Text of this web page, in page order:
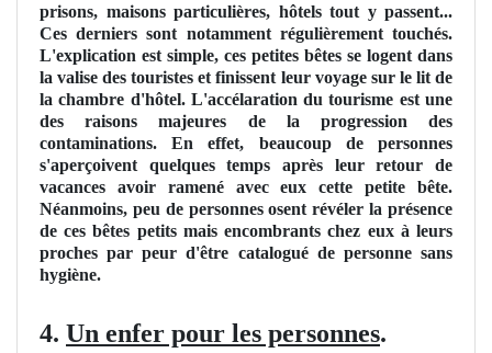
prisons, maisons particulières, hôtels tout y passent...
Ces derniers sont notamment régulièrement touchés.
L'explication est simple, ces petites bêtes se logent dans
la valise des touristes et finissent leur voyage sur le lit de
la chambre d'hôtel. L'accélaration du tourisme est une
des raisons majeures de la progression des
contaminations. En effet, beaucoup de personnes
s'aperçoivent quelques temps après leur retour de
vacances avoir ramené avec eux cette petite bête.
Néanmoins, peu de personnes osent révéler la présence
de ces bêtes petits mais encombrants chez eux à leurs
proches par peur d'être catalogué de personne sans
hygiène.
4. Un enfer pour les personnes.